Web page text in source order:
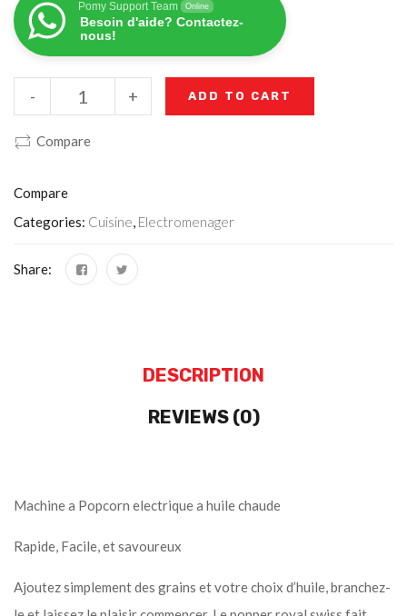
Pomy Support Team Online
Besoin d'aide? Contactez-
nous!
+
- ADD TO CART
Compare
Compare
Categories: Cuisine, Electromenager
Share:
DESCRIPTION
REVIEWS (0)
Machine a Popcorn electrique a huile chaude
Rapide, Facile, et savoureux
Ajoutez simplement des grains et votre choix d’huile, branchez-